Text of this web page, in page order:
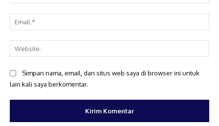
Simpan nama, email, dan situs web saya di browser ini untuk
lain kali saya berkomentar.